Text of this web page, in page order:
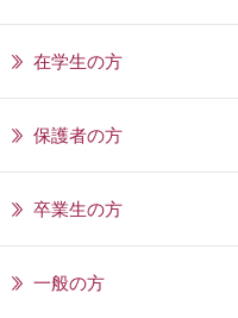
在学生の方
保護者の方
卒業生の方
一般の方